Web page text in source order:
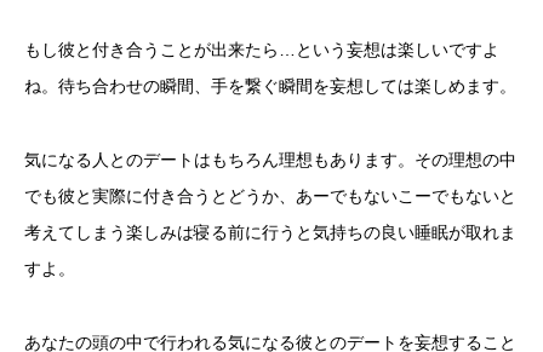
もし彼と付き合うことが出来たら…という妄想は楽しいですよ
ね。待ち合わせの瞬間、手を繋ぐ瞬間を妄想しては楽しめます。
気になる人とのデートはもちろん理想もあります。その理想の中
でも彼と実際に付き合うとどうか、あーでもないこーでもないと
考えてしまう楽しみは寝る前に行うと気持ちの良い睡眠が取れま
すよ。
あなたの頭の中で行われる気になる彼とのデートを妄想すること